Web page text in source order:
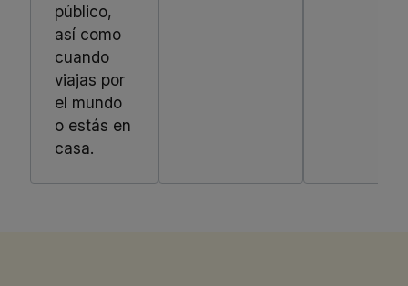
público,
así como
cuando
viajas por
el mundo
o estás en
casa.